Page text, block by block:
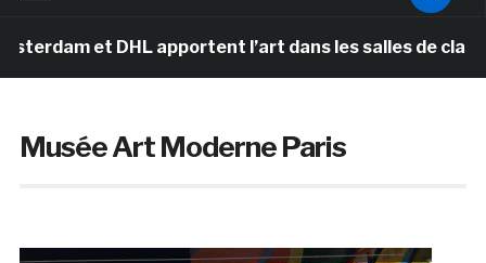
DHL apportent l’art dans les salles de classe des
Musée Art Moderne Paris